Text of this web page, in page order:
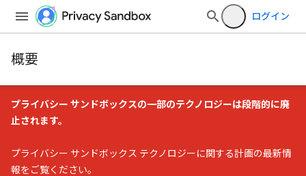
ログイン
概要
プライバシー サンドボックスの一部のテクノロジーは段階的に廃
止されます。
プライバシー サンドボックス テクノロジーに関する計画の最新情
報をご覧ください。